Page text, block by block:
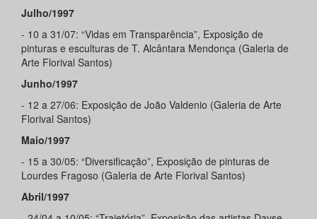
Julho/1997
- 10 a 31/07: “Vidas em Transparência”, Exposição de
pinturas e esculturas de T. Alcântara Mendonça (Galeria de
Arte Florival Santos)
Junho/1997
- 12 a 27/06: Exposição de João Valdenio (Galeria de Arte
Florival Santos)
Maio/1997
- 15 a 30/05: “Diversificação”, Exposição de pinturas de
Lourdes Fragoso (Galeria de Arte Florival Santos)
Abril/1997